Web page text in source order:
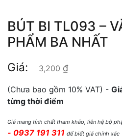
BÚT BI TL093 –
PHẨM BA NHẤT
Giá: 3,200 ₫
(Chưa bao gồm 10% VAT) -
từng thời điểm
Giá mang tính chất tham khảo, liên hệ bộ
- 0937 191 311 để biết giá chính xác